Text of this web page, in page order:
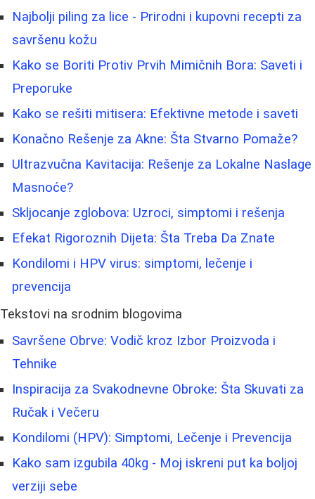
Najbolji piling za lice - Prirodni i kupovni recepti za
savršenu kožu
Kako se Boriti Protiv Prvih Mimičnih Bora: Saveti i
Preporuke
Kako se rešiti mitisera: Efektivne metode i saveti
Konačno Rešenje za Akne: Šta Stvarno Pomaže?
Ultrazvučna Kavitacija: Rešenje za Lokalne Naslage
Masnoće?
Skljocanje zglobova: Uzroci, simptomi i rešenja
Efekat Rigoroznih Dijeta: Šta Treba Da Znate
Kondilomi i HPV virus: simptomi, lečenje i
prevencija
Tekstovi na srodnim blogovima
Savršene Obrve: Vodič kroz Izbor Proizvoda i
Tehnike
Inspiracija za Svakodnevne Obroke: Šta Skuvati za
Ručak i Večeru
Kondilomi (HPV): Simptomi, Lečenje i Prevencija
Kako sam izgubila 40kg - Moj iskreni put ka boljoj
verziji sebe